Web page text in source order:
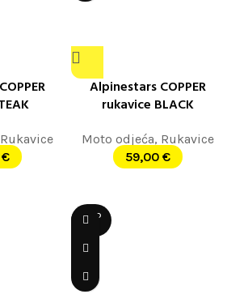
Rukavice
€
Alpinestars COPPER
rukavice BLACK
Moto odjeća, Rukavice
59,00 €
SOLD
OUT